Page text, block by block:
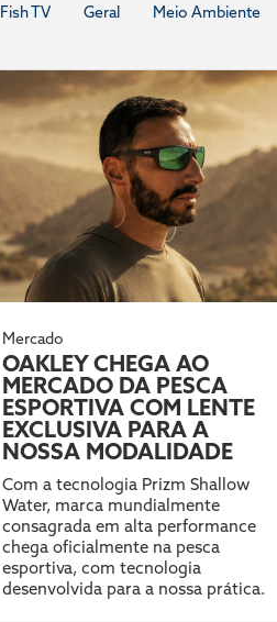
Fish TV Geral Meio Ambiente
Mercado
OAKLEY CHEGA AO
MERCADO DA PESCA
ESPORTIVA COM LENTE
EXCLUSIVA PARA A
NOSSA MODALIDADE
Com a tecnologia Prizm Shallow
Water, marca mundialmente
consagrada em alta performance
chega oficialmente na pesca
esportiva, com tecnologia
desenvolvida para a nossa prática.